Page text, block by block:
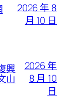
2026 年 8
月 10 日
興
山
2026 年
8 月 10
日